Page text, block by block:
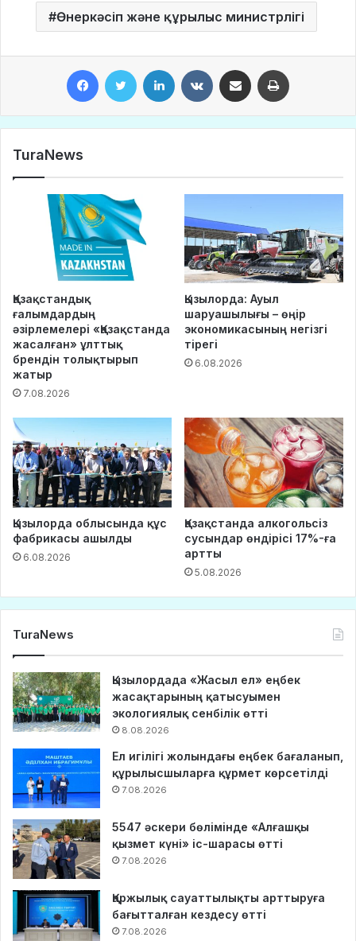
Өнеркәсіп және құрылыс министрлігі
TuraNews
Қазақстандық
ғалымдардың
әзірлемелері «Қазақстанда
жасалған» ұлттық
брендін толықтырып
жатыр
7.08.2026
Қызылорда: Ауыл
шаруашылығы – өңір
экономикасының негізгі
тірегі
6.08.2026
Қызылорда облысында құс
фабрикасы ашылды
6.08.2026
Қазақстанда алкогольсіз
сусындар өндірісі 17%-ға
артты
5.08.2026
TuraNews
Қызылордада «Жасыл ел» еңбек
жасақтарының қатысуымен
экологиялық сенбілік өтті
8.08.2026
Ел игілігі жолындағы еңбек бағаланып,
құрылысшыларға құрмет көрсетілді
7.08.2026
5547 әскери бөлімінде «Алғашқы
қызмет күні» іс-шарасы өтті
7.08.2026
Қаржылық сауаттылықты арттыруға
бағытталған кездесу өтті
7.08.2026